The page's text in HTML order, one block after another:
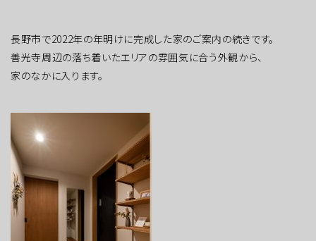
長野市で2022年の年明けに完成した家のご案内の続きです。
善光寺周辺の落ち着いたエリアの雰囲気に合う外観から、
家のなかに入ります。